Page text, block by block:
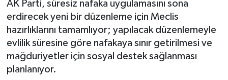
AK Parti, süresiz nafaka uygulamasını sona
erdirecek yeni bir düzenleme için Meclis
hazırlıklarını tamamlıyor; yapılacak düzenlemeyle
evlilik süresine göre nafakaya sınır getirilmesi ve
mağduriyetler için sosyal destek sağlanması
planlanıyor.
Tüm Manşetler
Son Dakika Haberleri
Haber Arşivi